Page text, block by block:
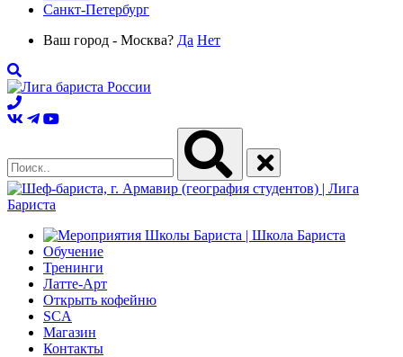
Санкт-Петербург
Ваш город - Москва? Да Нет
Обучение
Тренинги
Латте-Арт
Открыть кофейню
SCA
Магазин
Контакты